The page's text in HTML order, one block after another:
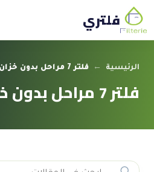
فلتري
الرئيسية ← فلتر 7 مراحل بدون خزان وموتور - فلتري
فلتر 7 مراحل بدون خزان وموتور